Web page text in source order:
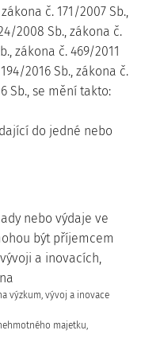
č. 171/2007 Sb.,
2008 Sb., zákona č.
zákona č. 469/2011
2016 Sb., zákona č.
Sb., se mění takto:
do jedné nebo
nebo výdaje ve
být příjemcem
a inovacích,
výzkum, vývoj a inovace
majetku,